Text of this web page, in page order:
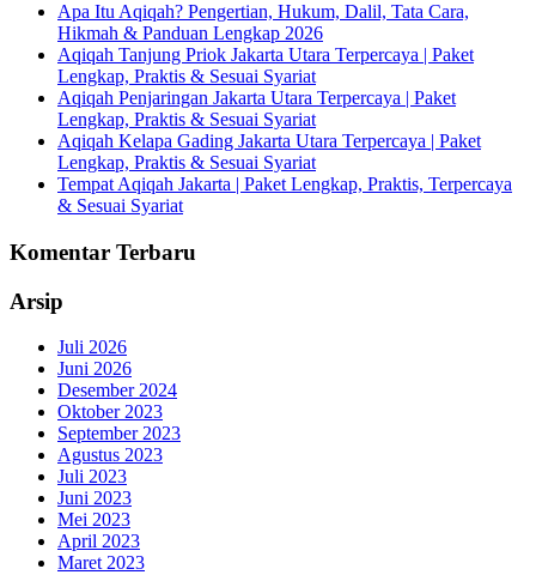
Apa Itu Aqiqah? Pengertian, Hukum, Dalil, Tata Cara,
Hikmah & Panduan Lengkap 2026
Aqiqah Tanjung Priok Jakarta Utara Terpercaya | Paket
Lengkap, Praktis & Sesuai Syariat
Aqiqah Penjaringan Jakarta Utara Terpercaya | Paket
Lengkap, Praktis & Sesuai Syariat
Aqiqah Kelapa Gading Jakarta Utara Terpercaya | Paket
Lengkap, Praktis & Sesuai Syariat
Tempat Aqiqah Jakarta | Paket Lengkap, Praktis, Terpercaya
& Sesuai Syariat
Komentar Terbaru
Arsip
Juli 2026
Juni 2026
Desember 2024
Oktober 2023
September 2023
Agustus 2023
Juli 2023
Juni 2023
Mei 2023
April 2023
Maret 2023